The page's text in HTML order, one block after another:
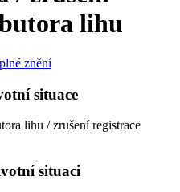
lihu
znění
situace
lihu / zrušení registrace
situaci